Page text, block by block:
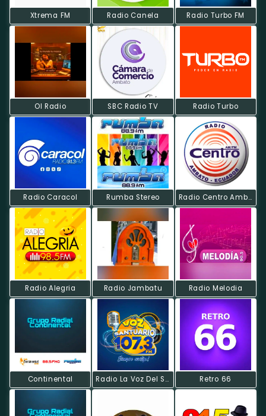
Xtrema FM Radio Canela Radio Turbo FM
Ol Radio SBC Radio TV Radio Turbo
Radio Caracol Rumba Stereo Radio Centro Ambato
Radio Alegria Radio Jambatu Radio Melodia
Continental Radio La Voz Del Santuario Retro 66